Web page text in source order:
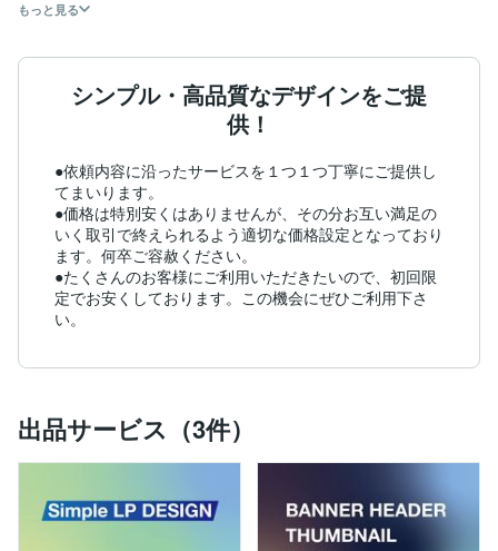
もっと見る
シンプル・高品質なデザインをご提
供！
●依頼内容に沿ったサービスを１つ１つ丁寧にご提供し
てまいります。
●価格は特別安くはありませんが、その分お互い満足の
いく取引で終えられるよう適切な価格設定となっており
ます。何卒ご容赦ください。
●たくさんのお客様にご利用いただきたいので、初回限
定でお安くしております。この機会にぜひご利用下さ
出品サービス（3件）